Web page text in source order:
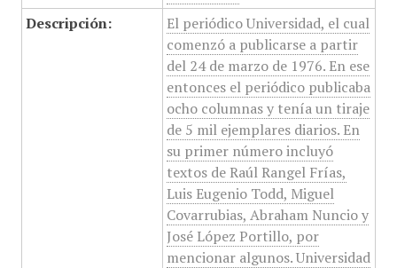
Descripción:
El periódico Universidad, el cual
comenzó a publicarse a partir
del 24 de marzo de 1976. En ese
entonces el periódico publicaba
ocho columnas y tenía un tiraje
de 5 mil ejemplares diarios. En
su primer número incluyó
textos de Raúl Rangel Frías,
Luis Eugenio Todd, Miguel
Covarrubias, Abraham Nuncio y
José López Portillo, por
mencionar algunos. Universidad